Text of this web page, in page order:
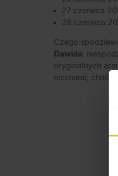
27 czerwca
28 czerwca
Czego
Dawida:
oryginalnych
nieznane, choć